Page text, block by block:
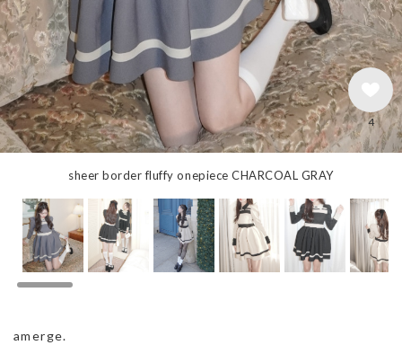
sheer border fluffy onepiece CHARCOAL GRAY
4
amerge.